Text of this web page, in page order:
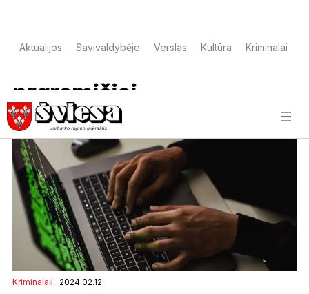
Aktualijos Savivaldybėje Verslas Kultūra Kriminalai
prgramišiai
Kriminalai 2024.02.12